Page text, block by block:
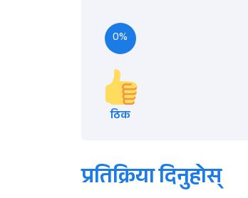
0%
ठिक
प्रतिक्रिया दिनुहोस्